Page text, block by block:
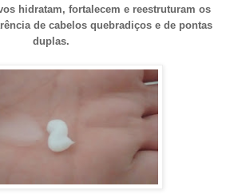
hidratam, fortalecem e reestruturam os
de cabelos quebradiços e de pontas
duplas.